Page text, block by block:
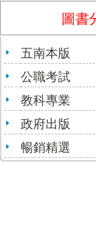
圖書
五南本版
公職考試
教科專業
政府出版
暢銷精選